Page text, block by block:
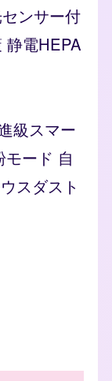
ンサー付
静電HEPA
級スマー
モード 自
スダスト